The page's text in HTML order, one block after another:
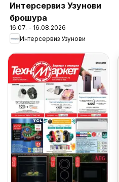
Интерсервиз Узунови
брошура
16.07. - 16.08.2026
Интерсервиз Узунови